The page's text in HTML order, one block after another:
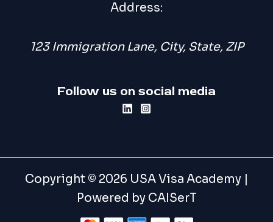
Address:
123 Immigration Lane, City, State, ZIP
Follow us on social media
Copyright © 2026 USA Visa Academy |
Powered by CAISerT